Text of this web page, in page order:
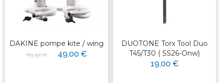
DAKINE pompe kite / wing
63,97 € 49,00 €
DUOTONE Torx Tool Duo
T45/T30 ( SS26-Onw)
19,00 €